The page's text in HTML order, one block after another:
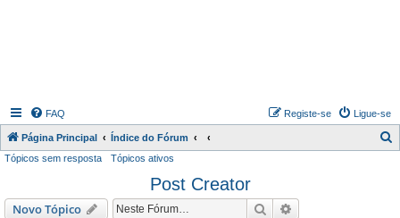
FAQ Ligue-se
Registe-se
Página Principal Índice do Fórum
Tópicos sem resposta Tópicos ativos
Post Creator
Novo Tópico Pesquisar